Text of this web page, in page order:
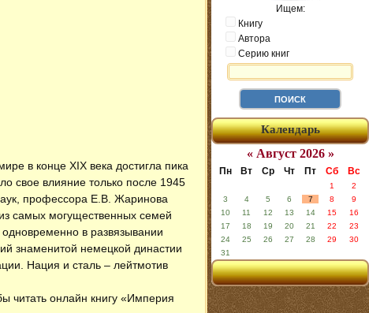
в конце XIX века достигла пика
свое влияние только после 1945
профессора Е.В. Жаринова
самых могущественных семей
в развязывании
знаменитой немецкой династии
Нация и сталь – лейтмотив
читать онлайн книгу «Империя
Ищем:
Книгу
Автора
Серию книг
Календарь
« Август 2026 »
Пн Вт Ср Чт Пт Сб Вс
1
2
3
4 5 6 7 8
9
10
11 12 13 14 15
16
17
18 19 20 21 22
23
24
25 26 27 28 29
30
31